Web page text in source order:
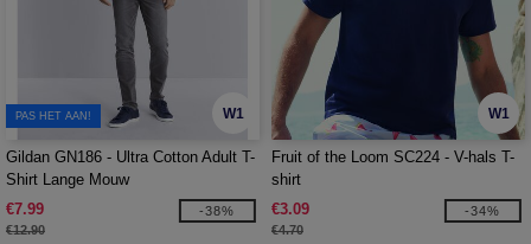
W1
PAS HET AAN!
Gildan GN186 - Ultra Cotton Adult T-
Shirt Lange Mouw
€7.99
€12.90
-38%
W1
Fruit of the Loom SC224 - V-hals T-
shirt
€3.09
€4.70
-34%